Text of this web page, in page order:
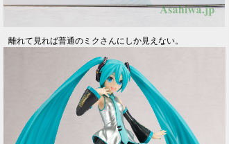
離れて見れば普通のミクさんにしか見えない。